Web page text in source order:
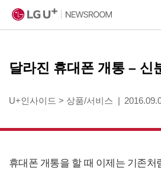
달라진 휴대폰 개통 – 신
U+인사이드 > 상품/서비스
휴대폰 개통을 할 때 이제는 기존처